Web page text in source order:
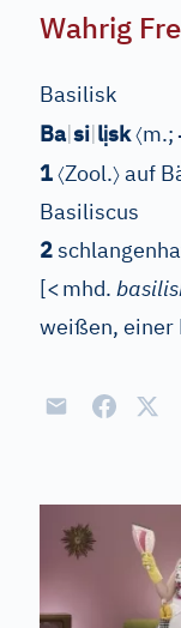
Wahrig
Basilisk
Ba|si|lịsk〈m.;
1〈Zool.〉auf
Basiliscus
2
[<mhd.
weißen, einer